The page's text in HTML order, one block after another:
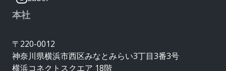
本社
〒220-0012
神奈川県横浜市西区みなとみらい3丁目3番3号
横浜コネクトスクエア 18階